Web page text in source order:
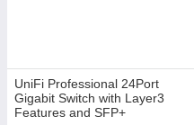
UniFi Professional 24Port
Gigabit Switch with Layer3
Features and SFP+